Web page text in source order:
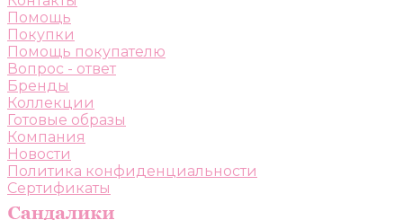
Помощь
Покупки
Помощь покупателю
Вопрос - ответ
Бренды
Коллекции
Готовые образы
Компания
Новости
Политика конфиденциальности
Сертификаты